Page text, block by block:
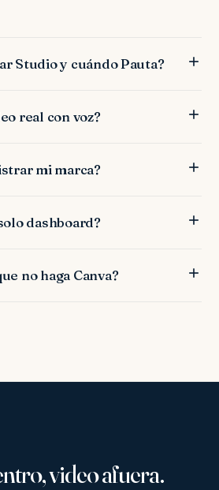
Studio y cuándo Pauta?
real con voz?
mi marca?
dashboard?
no haga Canva?
video afuera.